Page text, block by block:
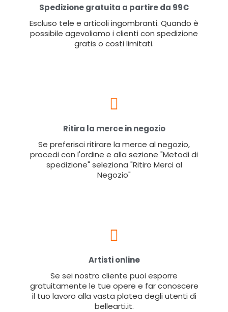
Spedizione gratuita a partire da 99€
Escluso tele e articoli ingombranti. Quando è
possibile agevoliamo i clienti con spedizione
gratis o costi limitati.
Ritira la merce in negozio
Se preferisci ritirare la merce al negozio,
procedi con l'ordine e alla sezione "Metodi di
spedizione" seleziona "Ritiro Merci al
Negozio"
Artisti online
Se sei nostro cliente puoi esporre
gratuitamente le tue opere e far conoscere
il tuo lavoro alla vasta platea degli utenti di
bellearti.it.